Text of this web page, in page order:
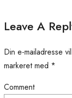
Leave A
Din e-mailadresse
markeret med *
Comment